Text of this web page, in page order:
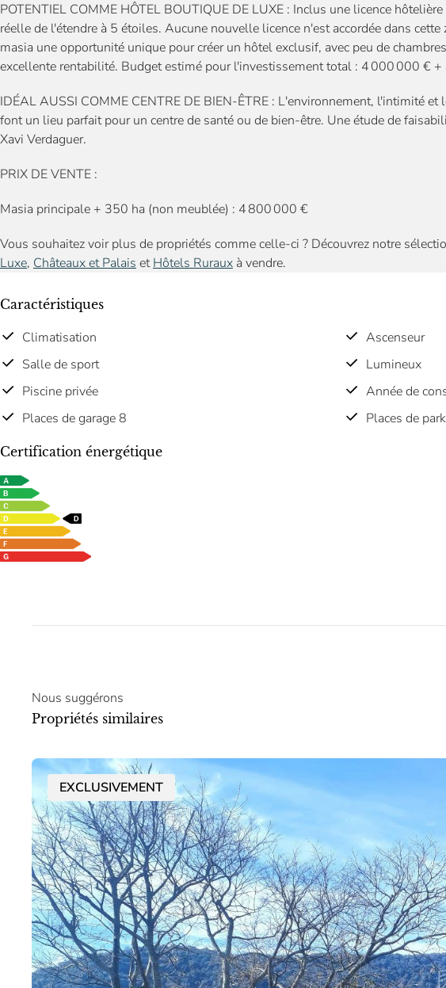
POTENTIEL COMME HÔTEL BOUTIQUE DE LUXE : Inclus une licence
réelle de l'étendre à 5 étoiles. Aucune nouvelle licence n'est accordée dans cette
masia une opportunité unique pour créer un hôtel exclusif, avec peu de
excellente rentabilité. Budget estimé pour l'investissement total : 4 000 000 € +
IDÉAL AUSSI COMME CENTRE DE BIEN-ÊTRE : L'environnement, l'intimité
font un lieu parfait pour un centre de santé ou de bien-être. Une étude de
Xavi Verdaguer.
PRIX DE VENTE :
Masia principale + 350 ha (non meublée) : 4 800 000 €
Vous souhaitez voir plus de propriétés comme celle-ci ? Découvrez notre
Luxe, Châteaux et Palais etHôtels Ruraux à vendre.
Caractéristiques
Climatisation
Ascenseur
Salle de sport
Lumineux
Piscine privée
Année de
Places de garage 8
Places de
Certification énergétique
Nous suggérons
Propriétés similaires
EXCLUSIVEMENT